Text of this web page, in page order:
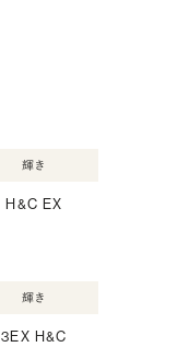
輝き
H&C EX
輝き
3EX H&C